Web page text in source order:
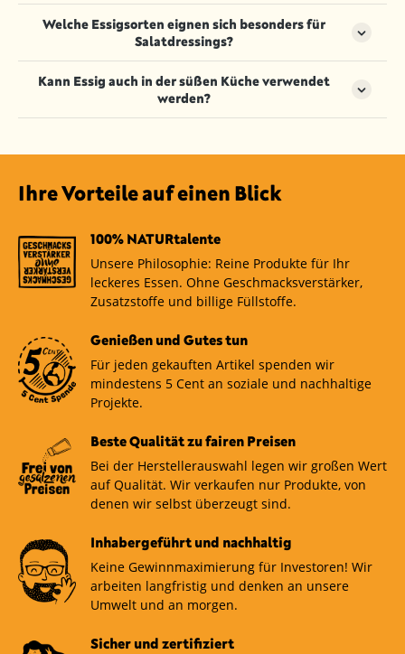
hergestellt und haben oft einen intensiveren, süß-
sauren Geschmack.
gemischt werden, um neue Geschmacksrichtungen
zu kreieren. Dies ist eine beliebte Methode, um
Welche Essigsorten eignen sich besonders für
Salatdressings?
sich hervorragend für die Zubereitung von
Salatdressings aufgrund ihrer aromatischen und
Kann Essig auch in der süßen Küche verwendet
werden?
Balsamicoessig wird oft für Desserts verwendet.
Ihre Vorteile auf einen Blick
100% NATURtalente
Unsere Philosophie: Reine Produkte für Ihr
leckeres Essen. Ohne Geschmacksverstärker,
Zusatzstoffe und billige Füllstoffe.
Genießen und Gutes tun
Für jeden gekauften Artikel spenden wir
mindestens 5 Cent an soziale und nachhaltige
Projekte.
Beste Qualität zu fairen Preisen
Bei der Herstellerauswahl legen wir großen Wert
auf Qualität. Wir verkaufen nur Produkte, von
denen wir selbst überzeugt sind.
Inhabergeführt und nachhaltig
Keine Gewinnmaximierung für Investoren! Wir
arbeiten langfristig und denken an unsere
Umwelt und an morgen.
Sicher und zertifiziert